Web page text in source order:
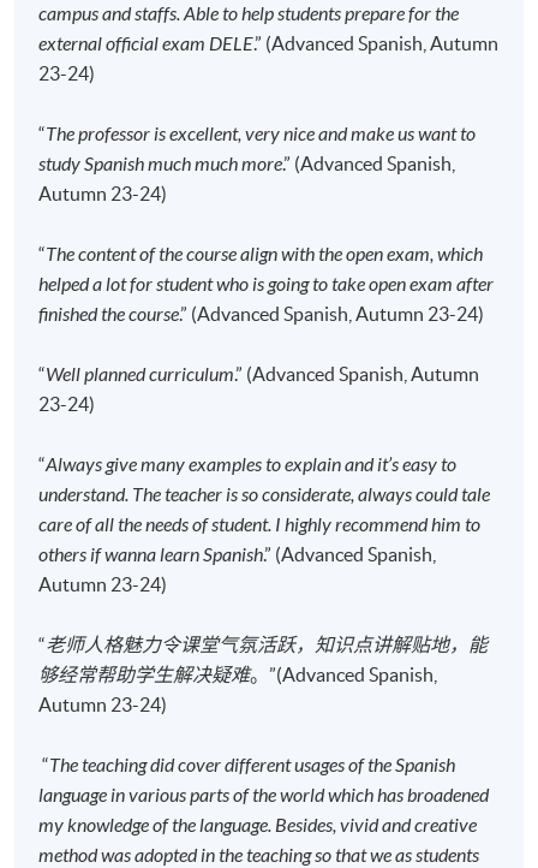
时间
6:45pm - 9:45pm
地点
Kowloon East Campus, 28 Wang Hoi Road,
报名代码
2445-2842AW
10:00am - 1:00pm (NO CLASS on 13 February
2027)
地点
HPSHCC Campus, 66 Leighton Road,
现时接受报名
修业期
120小时
40讲
每讲3小时
地点
港大保良何鸿燊社区书院
campus and staffs. Able to help students prepare for the
external official exam DELE.” (Advanced Spanish, Autumn
23-24)
“The professor is excellent, very nice and make us want to
study Spanish much much more.” (Advanced Spanish,
Autumn 23-24)
“The content of the course align with the open exam, which
helped a lot for student who is going to take open exam after
finished the course.” (Advanced Spanish, Autumn 23-24)
“Well planned curriculum.” (Advanced Spanish, Autumn
23-24)
“Always give many examples to explain and it’s easy to
understand. The teacher is so considerate, always could tale
care of all the needs of student. I highly recommend him to
others if wanna learn Spanish.” (Advanced Spanish,
Autumn 23-24)
“老师人格魅力令课堂气氛活跃，知识点讲解贴地，能
够经常帮助学生解决疑难。”(Advanced Spanish,
Autumn 23-24)
“The teaching did cover different usages of the Spanish
language in various parts of the world which has broadened
my knowledge of the language. Besides, vivid and creative
method was adopted in the teaching so that we as students